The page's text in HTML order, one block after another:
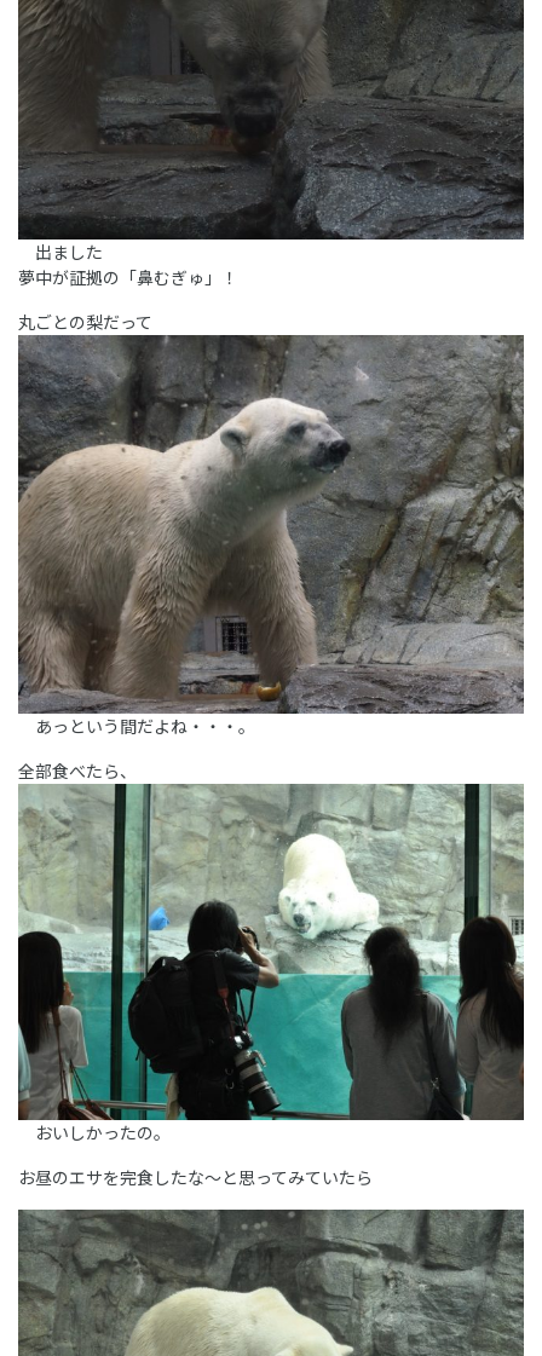
出ました
夢中が証拠の「鼻むぎゅ」！
丸ごとの梨だって
あっという間だよね・・・。
全部食べたら、
おいしかったの。
お昼のエサを完食したな～と思ってみていたら